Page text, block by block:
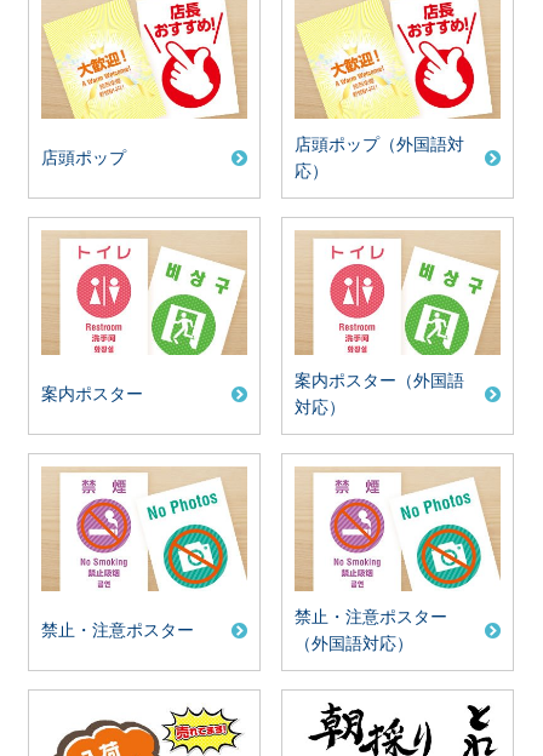
店頭ポップ
店頭ポップ（外国語対
応）
案内ポスター
案内ポスター（外国語
対応）
禁止・注意ポスター
禁止・注意ポスター
（外国語対応）